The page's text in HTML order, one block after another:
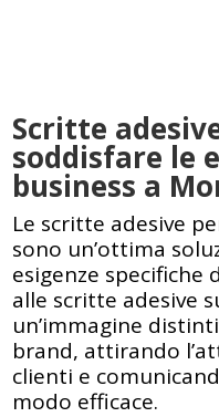
Scritte
soddisfare le
business a
Le scritte adesive
sono un’ottima
esigenze specifiche
alle scritte adesive
un’immagine
brand, attirando
clienti e
modo efficace.